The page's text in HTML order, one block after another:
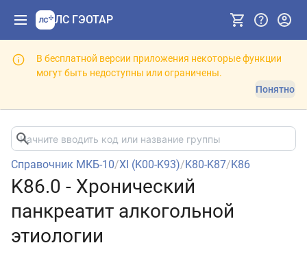
ЛС ГЭОТАР
В бесплатной версии приложения некоторые функции
могут быть недоступны или ограничены.
Понятно
Справочник МКБ-10/XI (K00-K93)/K80-K87/K86
K86.0 - Хронический
панкреатит алкогольной
этиологии